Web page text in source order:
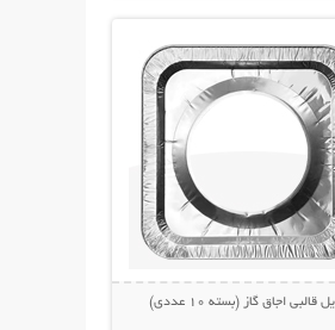
قالبی اجاق گاز (بسته 10 عددی)